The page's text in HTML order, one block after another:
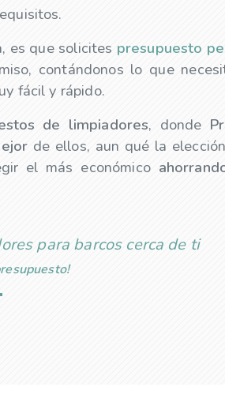
es que solicites presupuesto
contándonos lo que
fácil y rápido.
de limpiadores, donde
de ellos, aun qué la
el más económico
para barcos cerca de ti